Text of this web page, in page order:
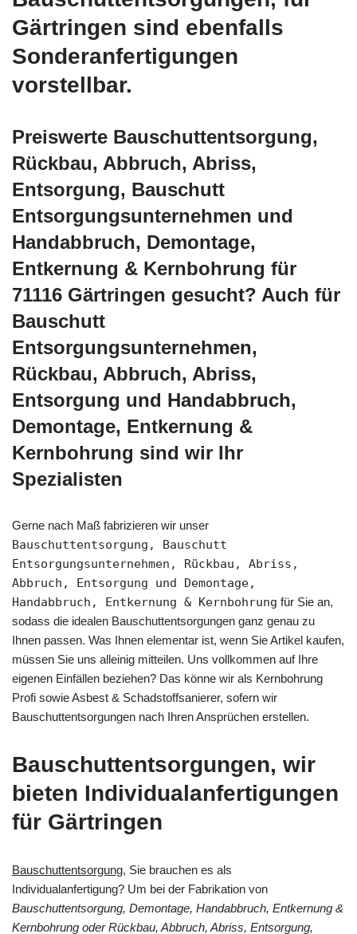
Gärtringen sind ebenfalls
Sonderanfertigungen
vorstellbar.
Preiswerte Bauschuttentsorgung,
Rückbau, Abbruch, Abriss,
Entsorgung, Bauschutt
Entsorgungsunternehmen und
Handabbruch, Demontage,
Entkernung & Kernbohrung für
71116 Gärtringen gesucht? Auch für
Bauschutt
Entsorgungsunternehmen,
Rückbau, Abbruch, Abriss,
Entsorgung und Handabbruch,
Demontage, Entkernung &
Kernbohrung sind wir Ihr
Spezialisten
Gerne nach Maß fabrizieren wir unser
Bauschuttentsorgung, Bauschutt
Entsorgungsunternehmen, Rückbau, Abriss,
Abbruch, Entsorgung und Demontage,
Handabbruch, Entkernung & Kernbohrung für Sie an,
sodass die idealen Bauschuttentsorgungen ganz genau zu
Ihnen passen. Was Ihnen elementar ist, wenn Sie Artikel kaufen,
müssen Sie uns alleinig mitteilen. Uns vollkommen auf Ihre
eigenen Einfällen beziehen? Das könne wir als Kernbohrung
Profi sowie Asbest & Schadstoffsanierer, sofern wir
Bauschuttentsorgungen nach Ihren Ansprüchen erstellen.
Bauschuttentsorgungen, wir
bieten Individualanfertigungen
für Gärtringen
Bauschuttentsorgung, Sie brauchen es als
Individualanfertigung? Um bei der Fabrikation von
Bauschuttentsorgung, Demontage, Handabbruch, Entkernung &
Kernbohrung oder Rückbau, Abbruch, Abriss, Entsorgung,